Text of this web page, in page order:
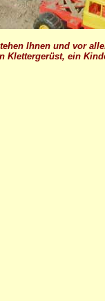
Ihnen und vor
Klettergerüst, ein